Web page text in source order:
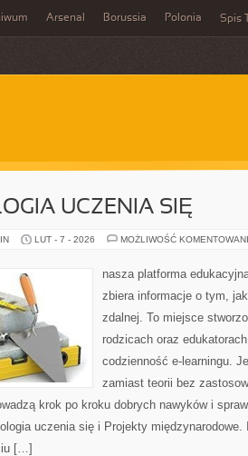
Arsenal Borussia Polonia Spis
UCZENIA SIĘ
LUT - 7 - 2026 MOŻLIWOŚĆ
nasza platforma
zbiera informacje o tym,
zdalnej. To miejsce
rodzicach oraz
codzienność e-learningu.
zamiast teorii bez
krok po kroku dobrych nawyków i
uczenia się i Projekty
[…]